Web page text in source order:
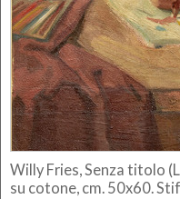
Willy Fries, Senza titolo
su cotone, cm. 50x60.